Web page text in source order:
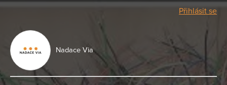
Přihlásit se
Nadace Via